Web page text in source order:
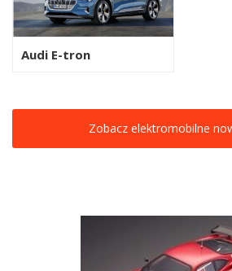
Audi E-tron
Zobacz elektromobilne